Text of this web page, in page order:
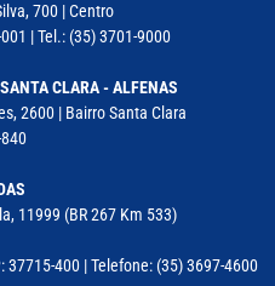
700 | Centro
| Tel.: (35) 3701-9000
CLARA - ALFENAS
2600 | Bairro Santa Clara
11999 (BR 267 Km 533)
37715-400 | Telefone: (35) 3697-4600